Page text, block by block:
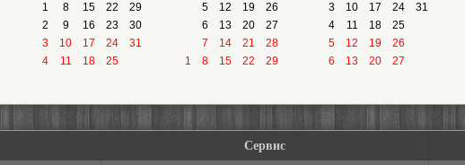
1
8 15 22
29
2
9 16 23
30
3
10 17 24
31
4
11 18 25
5
12 19
26
6
13 20
27
7
14 21
28
1
8 15 22 29
3
10 17 24
31
4
11 18
25
5
12 19
26
6
13 20 27
Сервис